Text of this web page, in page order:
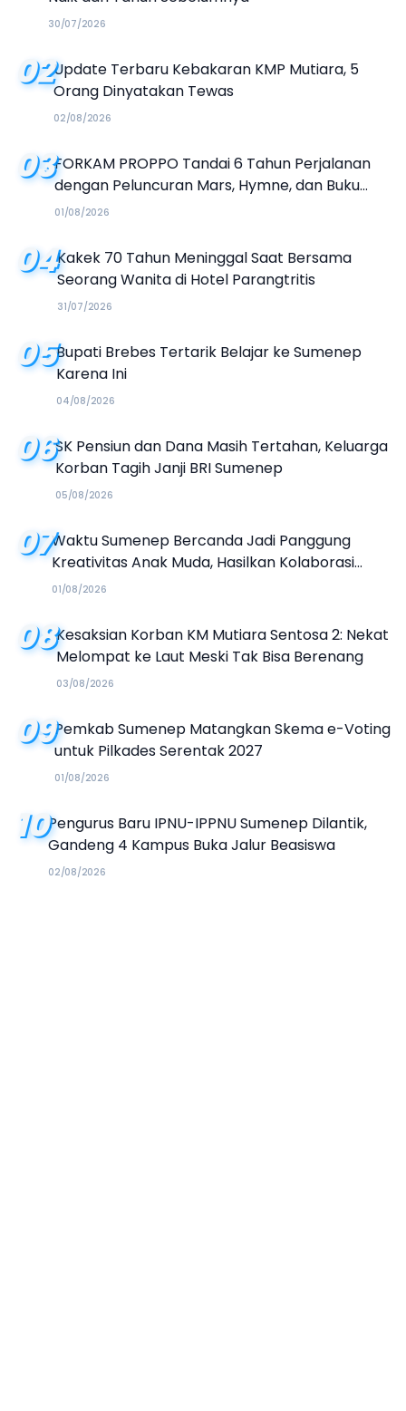
30/07/2026
02Update Terbaru Kebakaran KMP Mutiara, 5
Orang Dinyatakan Tewas
02/08/2026
03FORKAM PROPPO Tandai 6 Tahun Perjalanan
dengan Peluncuran Mars, Hymne, dan Buku
Organisasi
01/08/2026
04Kakek 70 Tahun Meninggal Saat Bersama
Seorang Wanita di Hotel Parangtritis
31/07/2026
05Bupati Brebes Tertarik Belajar ke Sumenep
Karena Ini
04/08/2026
06SK Pensiun dan Dana Masih Tertahan, Keluarga
Korban Tagih Janji BRI Sumenep
05/08/2026
07Waktu Sumenep Bercanda Jadi Panggung
Kreativitas Anak Muda, Hasilkan Kolaborasi
Industri Kreatif
01/08/2026
08Kesaksian Korban KM Mutiara Sentosa 2: Nekat
Melompat ke Laut Meski Tak Bisa Berenang
03/08/2026
09Pemkab Sumenep Matangkan Skema e-Voting
untuk Pilkades Serentak 2027
01/08/2026
10Pengurus Baru IPNU-IPPNU Sumenep Dilantik,
Gandeng 4 Kampus Buka Jalur Beasiswa
02/08/2026